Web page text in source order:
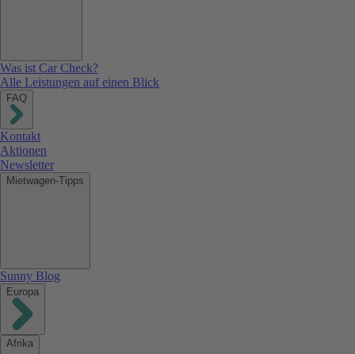
Was ist Car Check?
Alle Leistungen auf einen Blick
FAQ
Kontakt
Aktionen
Newsletter
Mietwagen-Tipps
Sunny Blog
Europa
Afrika